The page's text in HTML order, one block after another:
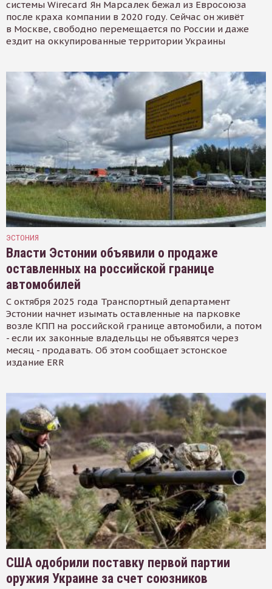
системы Wirecard Ян Марсалек бежал из Евросоюза
после краха компании в 2020 году. Сейчас он живёт
в Москве, свободно перемещается по России и даже
ездит на оккупированные территории Украины
ЭСТОНИЯ
Власти Эстонии объявили о продаже
оставленных на российской границе
автомобилей
С октября 2025 года Транспортный департамент
Эстонии начнет изымать оставленные на парковке
возле КПП на российской границе автомобили, а потом
- если их законные владельцы не объявятся через
месяц - продавать. Об этом сообщает эстонское
издание ERR
США одобрили поставку первой партии
оружия Украине за счет союзников